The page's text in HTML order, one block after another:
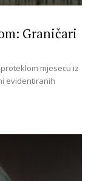
Graničari
mjesecu iz
evidentiranih